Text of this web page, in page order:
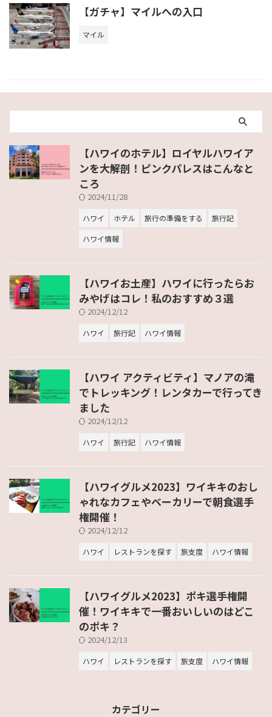
【ガチャ】マイルへの入口
マイル
【ハワイのホテル】ロイヤルハワイア
ンを大解剖！ピンクパレスはこんなと
ころ
2024/11/28
ハワイ ホテル 旅行の準備をする
旅行記
ハワイ情報
【ハワイお土産】ハワイに行ったらお
みやげはコレ！私のおすすめ３選
2024/12/12
ハワイ 旅行記 ハワイ情報
【ハワイ アクティビティ】マノアの滝
でトレッキング！レンタカーで行ってき
ました
2024/12/12
ハワイ 旅行記 ハワイ情報
【ハワイグルメ2023】ワイキキのおし
ゃれなカフェやベーカリーで朝食選手
権開催！
2024/12/12
ハワイ レストランを探す 旅支度 ハワイ情報
【ハワイグルメ2023】ポキ選手権開
催！ワイキキで一番おいしいのはどこ
のポキ？
2024/12/13
ハワイ レストランを探す 旅支度 ハワイ情報
カテゴリー